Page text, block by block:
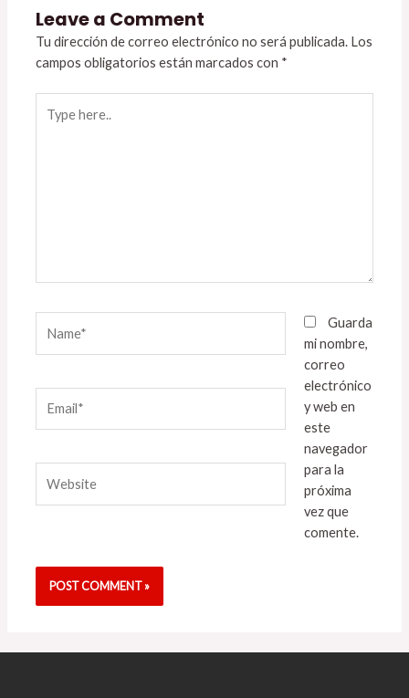
Leave a Comment
Tu dirección de correo electrónico no será publicada. Los
campos obligatorios están marcados con *
here..
Guarda
mi nombre,
correo
electrónico
y web en
este
navegador
para la
próxima
vez que
comente.